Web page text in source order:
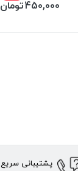
450,000تومان
پشتیبانی سریع